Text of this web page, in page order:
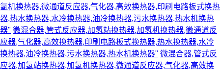
氢机换热器,微通道反应器,气化器,高效换热器,印刷电路板式换热
器,热水换热器,水冷换热器,油冷换热器,污水换热器,热水机换热
器" 微混合器,管式反应器,加氢站换热器,加氢机换热器,微通道反
应器,气化器,高效换热器,印刷电路板式换热器,热水换热器,水冷
换热器,油冷换热器,污水换热器,热水机换热器" 微混合器,管式反
应器,加氢站换热器,加氢机换热器,微通道反应器,气化器,高效换